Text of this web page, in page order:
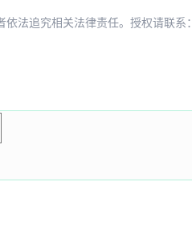
依法追究相关法律责任。授权请联系